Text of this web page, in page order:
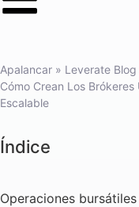
Apalancar » Leverate Blog
Cómo Crean Los
Escalable
Índice
Operaciones